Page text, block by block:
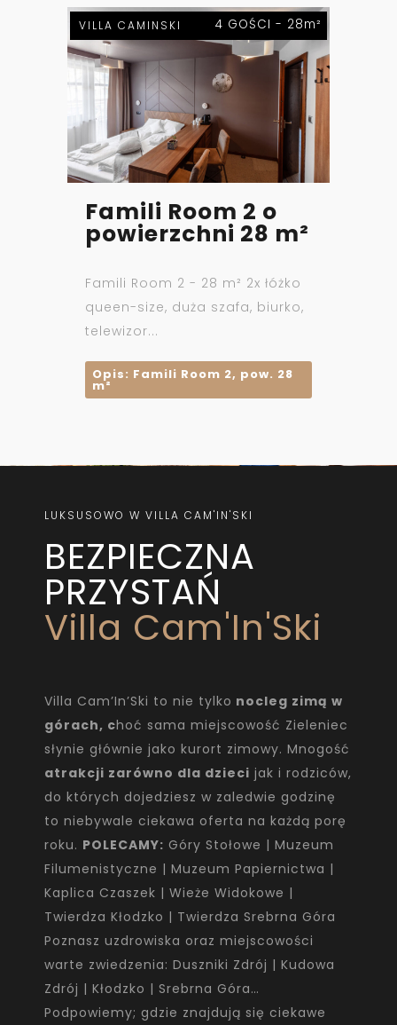
Famili Room 2 o
powierzchni 28 m²
Famili Room 2 - 28 m² 2x łóżko
queen-size, duża szafa, biurko,
telewizor...
Opis: Famili Room 2, pow. 28
m²
VILLA CAMINSKI 4 GOŚCI - 28m²
LUKSUSOWO W VILLA CAM'IN'SKI
BEZPIECZNA
PRZYSTAŃ
Villa Cam'In'Ski
Villa Cam’In’Ski to nie tylko nocleg zimą w
górach, choć sama miejscowość Zieleniec
słynie głównie jako kurort zimowy. Mnogość
atrakcji zarówno dla dzieci jak i rodziców,
do których dojedziesz w zaledwie godzinę
to niebywale ciekawa oferta na każdą porę
roku. POLECAMY: Góry Stołowe | Muzeum
Filumenistyczne | Muzeum Papiernictwa |
Kaplica Czaszek | Wieże Widokowe |
Twierdza Kłodzko | Twierdza Srebrna Góra
Poznasz uzdrowiska oraz miejscowości
warte zwiedzenia: Duszniki Zdrój | Kudowa
Zdrój | Kłodzko | Srebrna Góra…
Podpowiemy; gdzie znajdują się ciekawe